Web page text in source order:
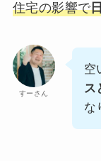
住宅の影響で
すーさん
空
ス
な